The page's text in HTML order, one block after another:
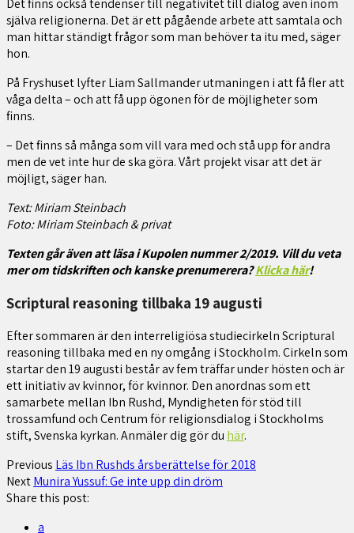
Det finns också tendenser till negativitet till dialog även inom
själva religionerna. Det är ett pågående arbete att samtala och
man hittar ständigt frågor som man behöver ta itu med, säger
hon.
På Fryshuset lyfter Liam Sallmander utmaningen i att få fler att
våga delta – och att få upp ögonen för de möjligheter som
finns.
– Det finns så många som vill vara med och stå upp för andra
men de vet inte hur de ska göra. Vårt projekt visar att det är
möjligt, säger han.
Text: Miriam Steinbach
Foto: Miriam Steinbach & privat
Texten går även att läsa i Kupolen nummer 2/2019. Vill du veta
mer om tidskriften och kanske prenumerera?Klicka här!
Scriptural reasoning tillbaka 19 augusti
Efter sommaren är den interreligiösa studiecirkeln Scriptural
reasoning tillbaka med en ny omgång i Stockholm. Cirkeln som
startar den 19 augusti består av fem träffar under hösten och är
ett initiativ av kvinnor, för kvinnor. Den anordnas som ett
samarbete mellan Ibn Rushd, Myndigheten för stöd till
trossamfund och Centrum för religionsdialog i Stockholms
stift, Svenska kyrkan. Anmäler dig gör du här.
Previous Läs Ibn Rushds årsberättelse för 2018
NextMunira Yussuf: Ge inte upp din dröm
Share this post:
a